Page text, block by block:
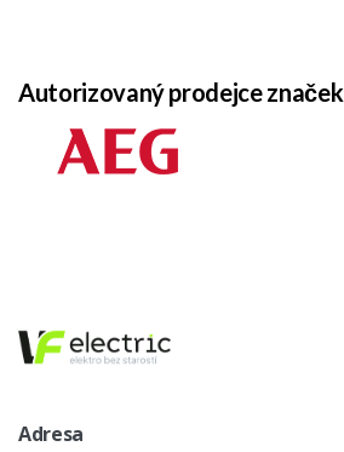
Autorizovaný prodejce značek
Adresa